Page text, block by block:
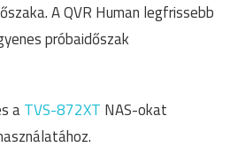
A QVR Human legfrissebb
próbaidőszak
aTVS-872XT NAS-okat